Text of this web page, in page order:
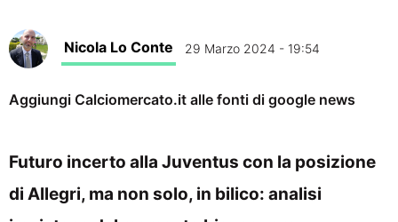
Nicola Lo Conte 29 Marzo 2024 - 19:54
Aggiungi Calciomercato.it alle fonti di google news
Futuro incerto alla Juventus con la posizione
di Allegri, ma non solo, in bilico: analisi